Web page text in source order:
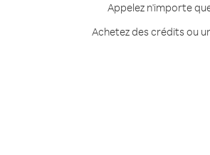
Appelez n'importe
Achetez des crédits ou